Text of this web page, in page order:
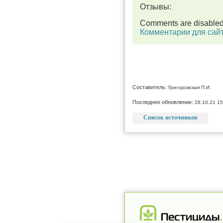
Отзывы:
Comments are disabled
Комментарии для
Составитель: Григоровская П.И.
Последнее обновление: 28.10.21
Список источников